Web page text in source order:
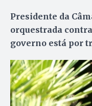
Presidente da
orquestrada
governo está por